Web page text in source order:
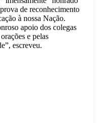
de reconhecimento
à nossa Nação.
apoio dos colegas
e pelas
escreveu.